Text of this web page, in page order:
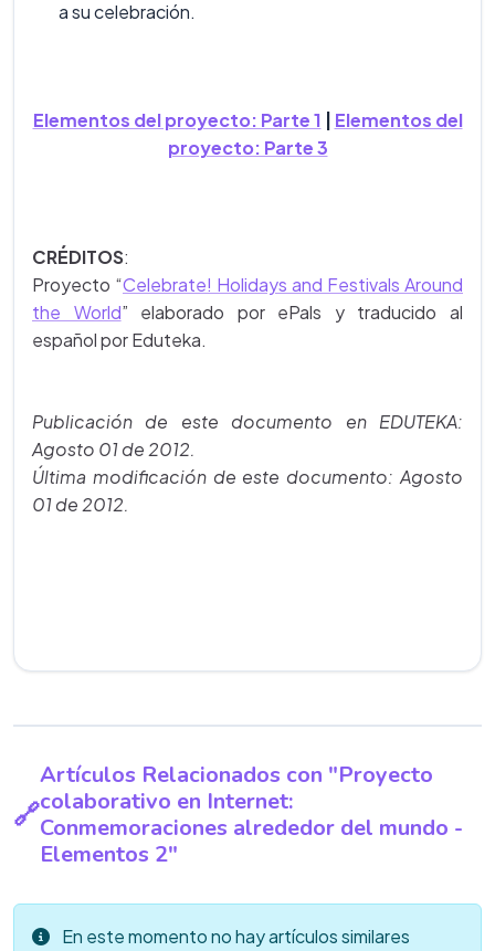
a su celebración.
Elementos del proyecto: Parte 1
Elementos del
proyecto: Parte 3
CRÉDITOS:
Proyecto “Celebrate! Holidays and Festivals Around
the World” elaborado por ePals y traducido al
español por Eduteka.
Publicación de este documento en EDUTEKA:
Agosto 01 de 2012.
Última modificación de este documento: Agosto
01 de 2012.
Artículos Relacionados con "Proyecto
colaborativo en Internet:
Conmemoraciones alrededor del mundo -
Elementos 2"
En este momento no hay artículos similares